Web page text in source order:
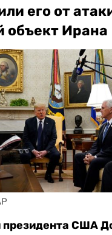
его от
объект Ирана
президента США